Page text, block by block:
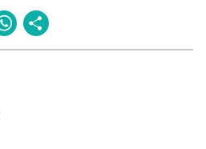
WhatsApp